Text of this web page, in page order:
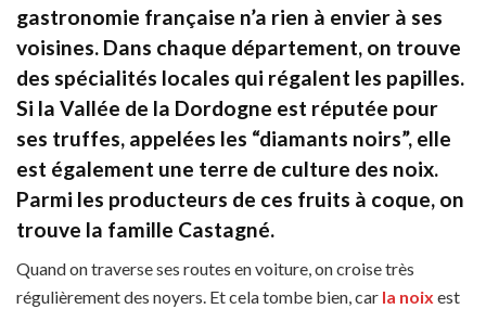
gastronomie française n’a rien à envier à ses
voisines. Dans chaque département, on trouve
des spécialités locales qui régalent les papilles.
Si la Vallée de la Dordogne est réputée pour
ses truffes, appelées les “diamants noirs”, elle
est également une terre de culture des noix.
Parmi les producteurs de ces fruits à coque, on
trouve la famille Castagné.
Quand on traverse ses routes en voiture, on croise très
régulièrement des noyers. Et cela tombe bien, car la noix est